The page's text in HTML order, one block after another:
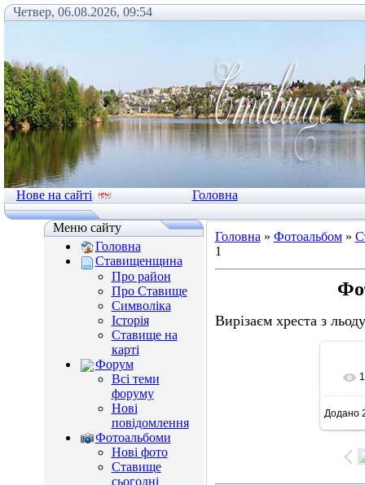
Четвер, 06.08.2026, 09:54
Нове на сайті Головна
Меню сайту
Головна
Ставищенщина
Про район
Про Ставище
Символіка
Історія
Ставище на
карті
Форум
Всі теми
форуму
Нові
повідомлення
Фотоальбоми
Нові фото
Ставище
сьогодні
Головна » Фотоальбом»
1
Вирізаєм хреста з
Додано